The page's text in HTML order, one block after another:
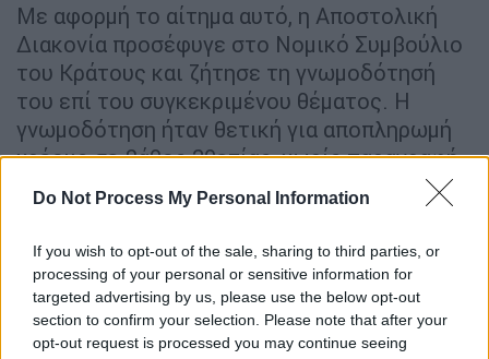
Do Not Process My Personal Information
If you wish to opt-out of the sale, sharing to third parties, or
processing of your personal or sensitive information for
targeted advertising by us, please use the below opt-out
section to confirm your selection. Please note that after your
opt-out request is processed you may continue seeing
Με αφορμή το αίτημα αυτό, η Αποστολική
Διακονία προσέφυγε στο Νομικό Συμβούλιο
του Κράτους και ζήτησε τη γνωμοδότησή
του επί του συγκεκριμένου θέματος. Η
γνωμοδότηση ήταν θετική για αποπληρωμή
χρέους σε βάθος 20ετίας, χωρίς παραγραφή
αυτού, με την προϋπόθεση να γίνει σχετική
νομοθετική ρύθμιση στη Βουλή. Ταυτόχρονα,
όμως, η Ιερά Σύνοδος στις αρχές του έτους,
με ομόφωνη απόφασή της, ζήτησε από το
Υπουργείο Οικονομικών να προετοιμαστεί η
σχετική νομοθετική ρύθμιση. Όπερ και